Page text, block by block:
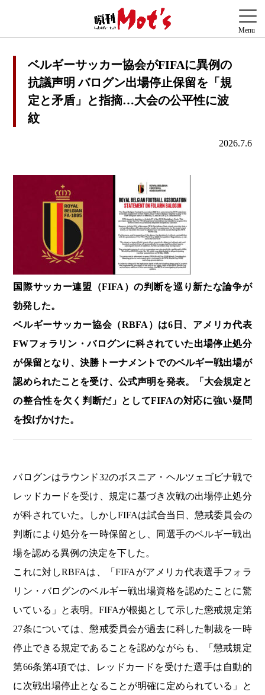
ベルギーサッカー協会がFIFAに異例の
抗議声明 バログン出場停止保留を「規
定と矛盾」と指摘…大会の公平性に波
紋
2026.7.6
国際サッカー連盟（FIFA）の判断を巡り新たな論争が
勃発した。
ベルギーサッカー協会（RBFA）は6日、アメリカ代表
FWフォラリン・バログンに科されていた出場停止処分
が保留となり、決勝トーナメントでのベルギー戦出場が
認められたことを受け、公式声明を発表。「大会規定と
の整合性を欠く判断だ」としてFIFAの対応に強い疑問
を投げかけた。
バログンはラウンド32のボスニア・ヘルツェゴビナ戦で
レッドカードを受け、規定に基づき次戦の出場停止処分
が科されていた。しかしFIFAは試合当日、懲戒委員会の
判断により処分を一時保留とし、同選手のベルギー戦出
場を認める異例の決定を下した。
これに対しRBFAは、「FIFAがアメリカ代表選手フォラ
リン・バログンのベルギー戦出場資格を認めたことに驚
いている」と表明。FIFAが根拠として示した懲戒規定第
27条については、懲戒委員会が過去に科した制裁を一時
停止できる規定であることを認めながらも、「懲戒規定
第66条第4項では、レッドカードを受けた選手は自動的
に次戦出場停止となることが明確に定められている」と